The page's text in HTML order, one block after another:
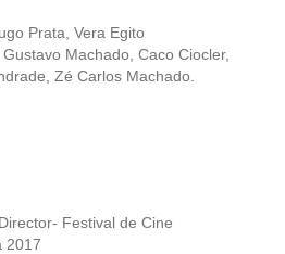
Prata, Vera Egito
Machado, Caco Ciocler,
Zé Carlos Machado.
Festival de Cine
2017